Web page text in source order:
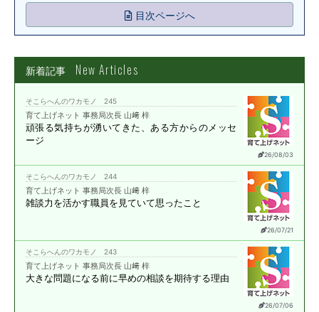
目次ページへ
新着記事 New Articles
26/08/03
そこらへんのワカモノ 245
育て上げネット 事務局次長 山﨑 梓
頑張る気持ちが湧いてきた、 ある方からのメッセ
ージ
26/07/21
そこらへんのワカモノ 244
育て上げネット 事務局次長 山﨑 梓
雑談力を活かす職員を見ていて思ったこと
26/07/06
そこらへんのワカモノ 243
育て上げネット 事務局次長 山﨑 梓
大きな問題になる前に早めの相談を期待する理由